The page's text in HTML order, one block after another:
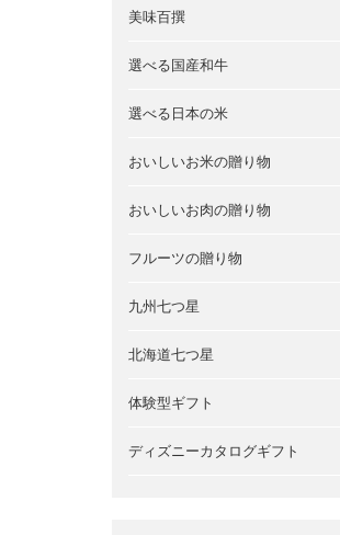
美味百撰
選べる国産和牛
選べる日本の米
おいしいお米の贈り物
おいしいお肉の贈り物
フルーツの贈り物
九州七つ星
北海道七つ星
体験型ギフト
ディズニーカタログギフト